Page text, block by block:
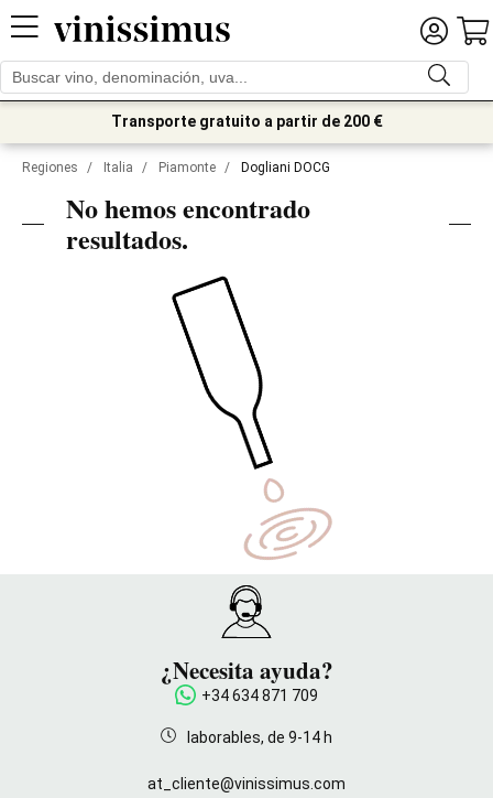
Transporte gratuito a partir de 200 €
Regiones / Italia / Piamonte / Dogliani DOCG
No hemos encontrado
resultados.
¿Necesita ayuda?
+34 634 871 709
laborables, de 9-14 h
at_cliente@vinissimus.com